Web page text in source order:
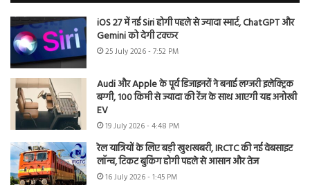
iOS 27 में नई Siri होगी पहले से ज्यादा स्मार्ट, ChatGPT और
Gemini को देगी टक्कर
25 July 2026 - 7:52 PM
Audi और Apple के पूर्व डिजाइनरों ने बनाई लग्जरी इलेक्ट्रिक
बग्गी, 100 किमी से ज्यादा की रेंज के साथ आएगी यह अनोखी
EV
19 July 2026 - 4:48 PM
रेल यात्रियों के लिए बड़ी खुशखबरी, IRCTC की नई वेबसाइट
लॉन्च, टिकट बुकिंग होगी पहले से आसान और तेज
16 July 2026 - 1:45 PM